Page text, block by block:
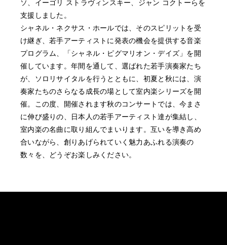
ソ、イーゴリ ストラヴィンスキー、ジャン コクトーらを
支援しました。
シャネル・ネクサス・ホールでは、そのスピリットを受
け継ぎ、若手アーティストに発表の機会を提供する音楽
プログラム、「シャネル・ピグマリオン・デイズ」を開
催しています。年間を通して、選ばれた若手演奏家たち
が、ソロリサイタルを行うとともに、初夏と秋には、演
奏家たちのさらなる成長の場として室内楽シリーズを開
催。この度、開催されます秋のコンサートでは、今まさ
に伸び盛りの、日本人の若手アーティスト達が集結し、
室内楽の名曲に取り組んでまいります。互いを導き高め
合いながら、創りあげられていく魅力あふれる演奏の
数々を、どうぞお楽しみください。